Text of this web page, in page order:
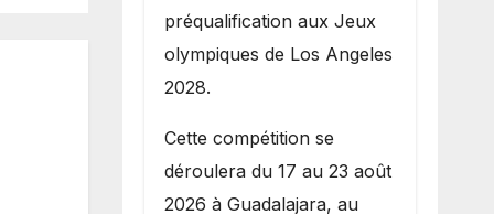
préqualification aux Jeux
olympiques de Los Angeles
2028.
Cette compétition se
déroulera du 17 au 23 août
2026 à Guadalajara, au